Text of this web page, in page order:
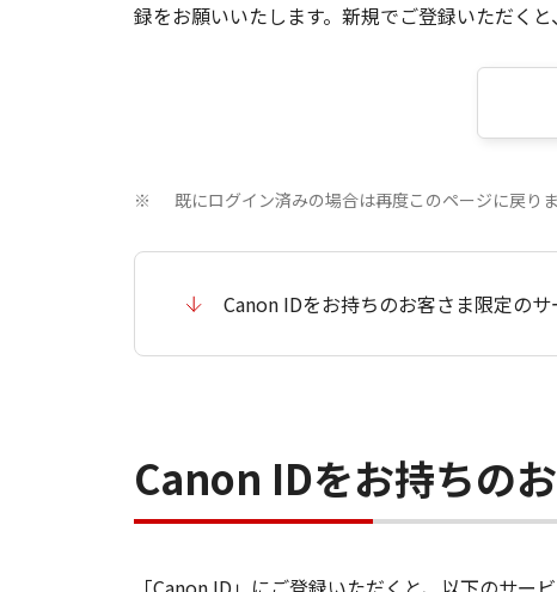
録をお願いいたします。新規でご登録いただく
※ 既にログイン済みの場合は再度このページに戻りま
Canon IDをお持ちのお客さま限定のサ
Canon IDをお持ちの